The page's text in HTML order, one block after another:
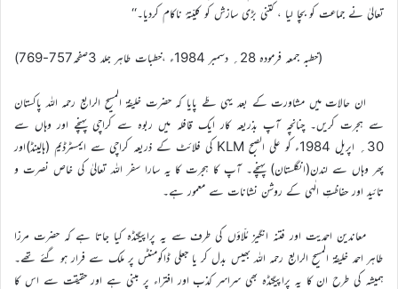
تعالیٰ نے جماعت کو بچا لیا ، کتنی بڑی سازش کو کلیّتہً ناکام کردیا۔‘‘
(خطبہ جمعہ فرمودہ 28؍ دسمبر 1984ء ،خطبات طاہر جلد 3صفحہ757-769)
ان حالات میں مشاورت کے بعد یہی طَے پایا کہ حضرت خلیفۃ المسیح الرابع رحمہ اللہ پاکستان
سے ہجرت کریں۔ چنانچہ آپ بذریعہ کار ایک قافلہ میں ربوہ سے کراچی پہنچے اور وہاں سے
30؍ اپریل 1984ء کو علی الصبح KLM کی فلائٹ کے ذریعہ کراچی سے ایمسٹرڈیم (ہالینڈ)اور
پھر وہاں سے لندن(انگلستان) پہنچے۔ آپ کا ہجرت کا یہ سارا سفر اللہ تعالیٰ کی خاص نصرت و
تائید اور حفاظتِ الٰہی کے روشن نشانات سے معمور ہے۔
معاندین احمدیت اور فتنہ انگیز مُلّاؤں کی طرف سے یہ پراپیگنڈہ کیا جاتا ہے کہ حضرت مرزا
طاہر احمد خلیفۃ المسیح الرابع رحمہ اللہ بھیس بدل کر یا جعلی ڈاکومنٹس پر ملک سے فرار ہو گئے تھے۔
ہمیشہ کی طرح ان کا یہ پراپیگنڈہ بھی سراسر کذب اور افتراء پر مبنی ہے اور حقیقت سے اس کا